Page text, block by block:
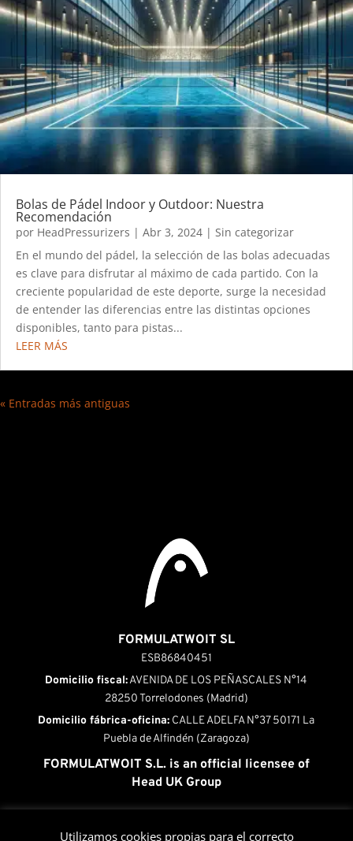
Bolas de Pádel Indoor y Outdoor: Nuestra
Recomendación
por HeadPressurizers | Abr 3, 2024 | Sin categorizar
En el mundo del pádel, la selección de las bolas adecuadas
es clave para disfrutar al máximo de cada partido. Con la
creciente popularidad de este deporte, surge la necesidad
de entender las diferencias entre las distintas opciones
disponibles, tanto para pistas...
LEER MÁS
« Entradas más antiguas
FORMULATWOIT SL
ESB86840451
Domicilio fiscal:AVENIDA DE LOS PEÑASCALES N°14
28250 Torrelodones (Madrid)
Domicilio fábrica-oficina: CALLE ADELFA N°37 50171 La
Puebla de Alfindén (Zaragoza)
FORMULATWOIT S.L. is an official licensee of
Head UK Group
Utilizamos cookies propias para el correcto